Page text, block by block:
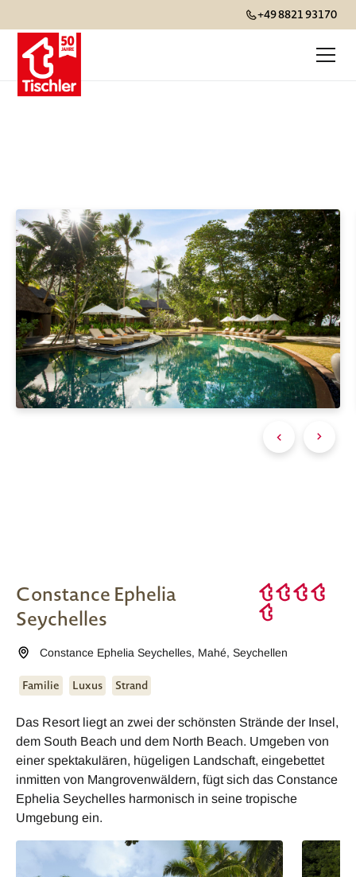
+49 8821 93170
Constance Ephelia
Seychelles
Constance Ephelia Seychelles, Mahé,Seychellen
Familie Luxus Strand
Das Resort liegt an zwei der schönsten Strände der Insel,
dem South Beach und dem North Beach. Umgeben von
einer spektakulären, hügeligen Landschaft, eingebettet
inmitten von Mangrovenwäldern, fügt sich das Constance
Ephelia Seychelles harmonisch in seine tropische
Umgebung ein.